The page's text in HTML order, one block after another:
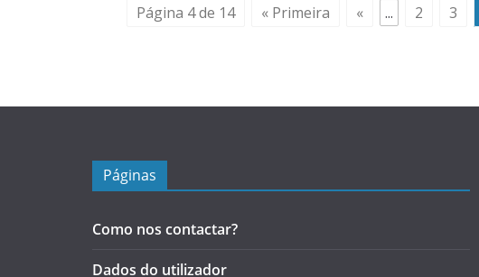
Página 4 de 14 « Primeira « ... 2 3
Páginas
Como nos contactar?
Dados do utilizador